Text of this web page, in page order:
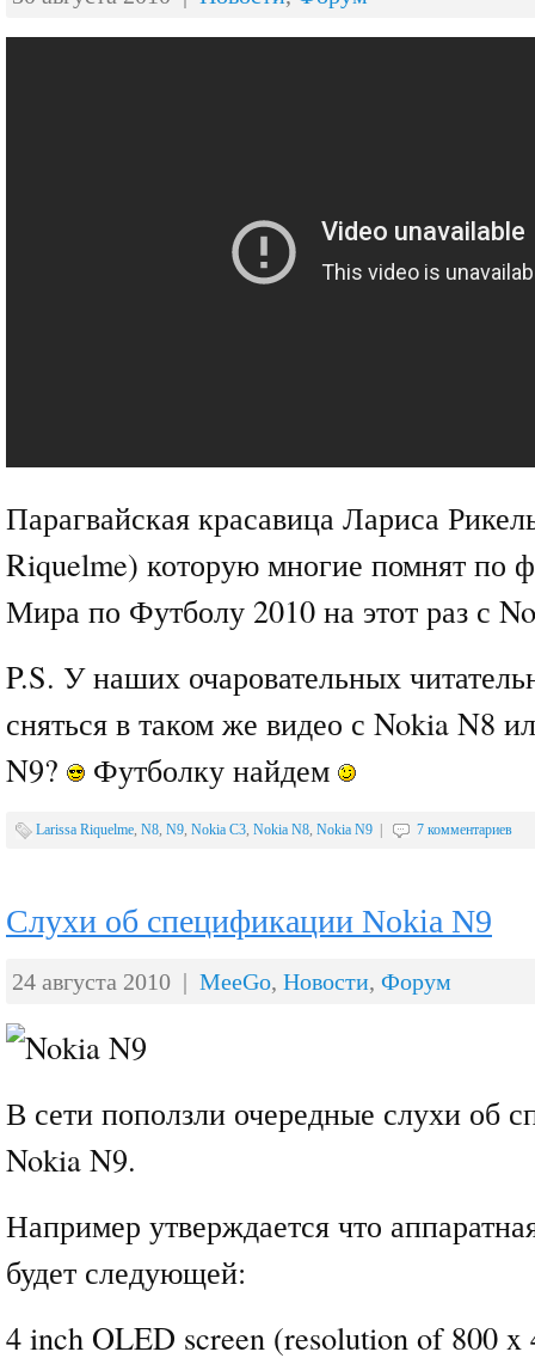
Парагвайская красавица Лариса
Riquelme) которую многие помнят по
Мира по Футболу 2010 на этот раз с
P.S. У наших очаровательных
сняться в таком же видео с Nokia N8
N9?
Футболку найдем
Larissa Riquelme, N8, N9, Nokia C3, Nokia N8, Nokia N9 7 комментариев
Слухи об спецификации Nokia N9
24 августа 2010 | MeeGo, Новости, Форум
В сети поползли очередные слухи об
Nokia N9.
Например утверждается что
будет следующей:
4 inch OLED screen (resolution of 800 x